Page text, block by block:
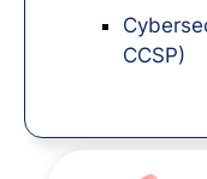
CCSP)